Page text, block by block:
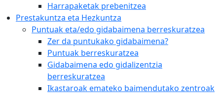
Harrapaketak prebenitzea
Prestakuntza eta Hezkuntza
Puntuak eta/edo gidabaimena berreskuratzea
Zer da puntukako gidabaimena?
Puntuak berreskuratzea
Gidabaimena edo gidalizentzia
berreskuratzea
Ikastaroak emateko baimendutako zentroak